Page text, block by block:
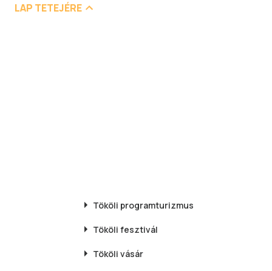
LAP TETEJÉRE
Tököli programturizmus
Tököli fesztivál
Tököli vásár